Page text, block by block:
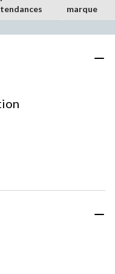
tendances
marque